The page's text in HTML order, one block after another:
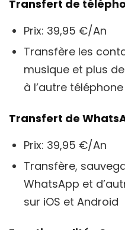
Transfert de
Prix: 39,95 €/An
Transfère les
musique et plus
à l’autre
Transfert de
Prix: 39,95 €/An
Transfère,
WhatsApp et
sur iOS et Android